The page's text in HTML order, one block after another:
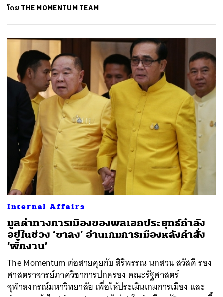
โดย THE MOMENTUM TEAM
Internal Affairs
มูลค่าทางการเมืองของพลเอกประยุทธ์กำลัง
อยู่ในช่วง ‘ขาลง’ อ่านเกมการเมืองหลังคำสั่ง
‘พักงาน’
The Momentum ต่อสายคุยกับ สิริพรรณ นกสวน สวัสดี รอง
ศาสตราจารย์ภาควิชาการปกครอง คณะรัฐศาสตร์
จุฬาลงกรณ์มหาวิทยาลัย เพื่อให้ประเมินเกมการเมือง และ
ค้นหา
SHARE TWEET LINE EMAIL